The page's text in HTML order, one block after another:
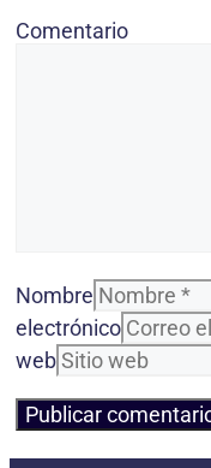
Comentario
Nombre
electrónico
web